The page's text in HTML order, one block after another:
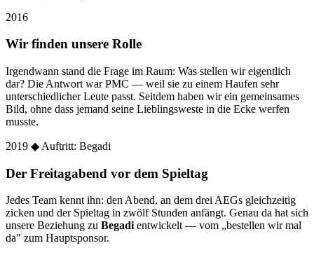
2016
Wir finden unsere Rolle
Irgendwann stand die Frage im Raum: Was stellen wir eigentlich
dar? Die Antwort war PMC — weil sie zu einem Haufen sehr
unterschiedlicher Leute passt. Seitdem haben wir ein gemeinsames
Bild, ohne dass jemand seine Lieblingsweste in die Ecke werfen
musste.
2019 ◆ Auftritt: Begadi
Der Freitagabend vor dem Spieltag
Jedes Team kennt ihn: den Abend, an dem drei AEGs gleichzeitig
zicken und der Spieltag in zwölf Stunden anfängt. Genau da hat sich
unsere Beziehung zu Begadientwickelt — vom „bestellen wir mal
da" zum Hauptsponsor.